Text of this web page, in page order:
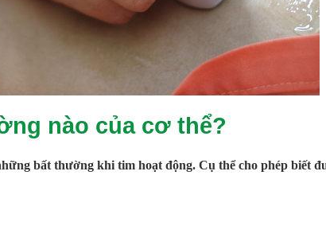
nào của cơ thể?
bất thường khi tim hoạt động. Cụ thể cho phép biết